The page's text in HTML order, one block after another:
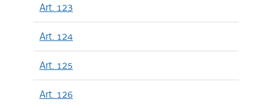
Art. 123
Art. 124
Art. 125
Art. 126